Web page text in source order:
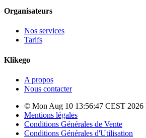
Organisateurs
Nos services
Tarifs
Klikego
A propos
Nous contacter
© Mon Aug 10 13:56:47 CEST
Mentions légales
Conditions Générales de Vente
Conditions Générales d'Utilisation